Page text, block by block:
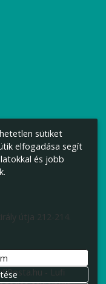
útja 212-214.
- Lufi
sütiket
elfogadása segít
és jobb